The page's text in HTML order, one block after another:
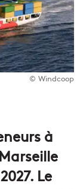
© Windcoop
à
Le